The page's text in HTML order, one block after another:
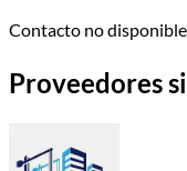
Contacto no disponible
Proveedores